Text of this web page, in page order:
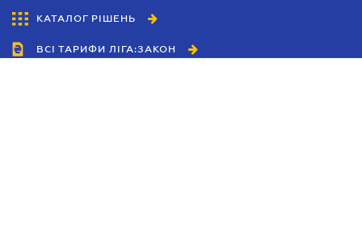
КАТАЛОГ РІШЕНЬ
ВСІ ТАРИФИ ЛІГА:ЗАКОН